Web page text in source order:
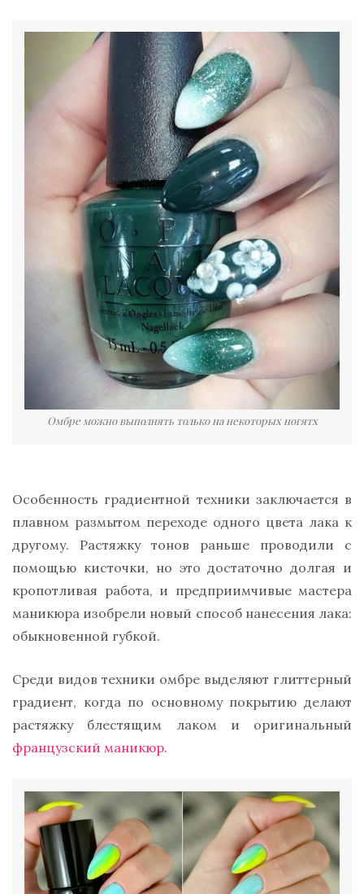
Омбре можно выполнять только на некоторых ногятх
Особенность градиентной техники заключается в
плавном размытом переходе одного цвета лака к
другому. Растяжку тонов раньше проводили с
помощью кисточки, но это достаточно долгая и
кропотливая работа, и предприимчивые мастера
маникюра изобрели новый способ нанесения лака:
обыкновенной губкой.
Среди видов техники омбре выделяют глиттерный
градиент, когда по основному покрытию делают
растяжку блестящим лаком и оригинальный
французский маникюр.